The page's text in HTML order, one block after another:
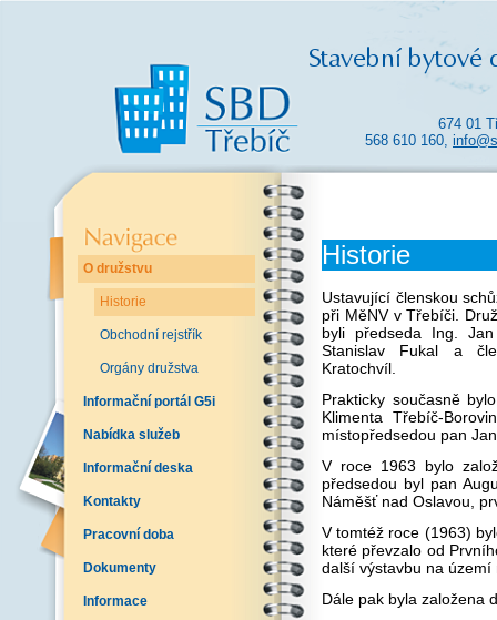
674 01
568 610 160,
O družstvu
Historie
Obchodní rejstřík
Orgány družstva
Informační portál G5i
Nabídka služeb
Informační deska
Kontakty
Pracovní doba
Dokumenty
Informace
Historie
Ustavující členskou
při MěNV v Třebíči.
byli předseda Ing.
Stanislav Fukal a
Kratochvíl.
Prakticky současně
Klimenta Třebíč-
místopředsedou pan
V roce 1963 bylo
předsedou byl pan
Náměšť nad Oslavou,
V tomtéž roce (1963)
které převzalo od
další výstavbu na území
Dále pak byla založena